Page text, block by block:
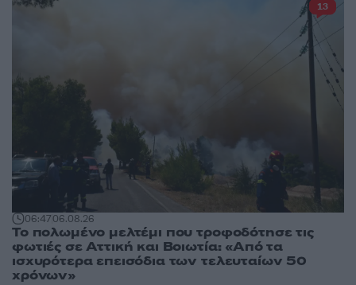
06:4706.08.26
Το πολωμένο μελτέμι που τροφοδότησε τις
φωτιές σε Αττική και Βοιωτία: «Από τα
ισχυρότερα επεισόδια των τελευταίων 50
χρόνων»
13